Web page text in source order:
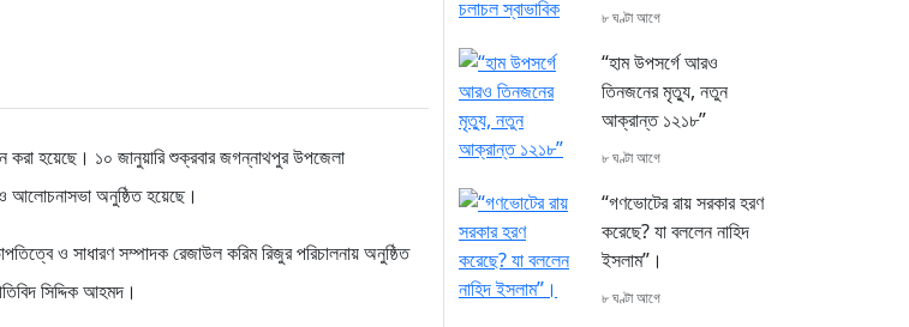
করা হয়েছে। ১০ জানুয়ারি শুক্রবার জগন্নাথপুর উপজেলা
আলোচনাসভা অনুষ্ঠিত হয়েছে।
ও সাধারণ সম্পাদক রেজাউল করিম রিজুর পরিচালনায় অনুষ্ঠিত
সিদ্দিক আহমদ।
৮ ঘণ্টা আগে
“হাম উপসর্গে আরও
তিনজনের মৃত্যু, নতুন
আক্রান্ত ১২১৮”
৮ ঘণ্টা আগে
“গণভোটের রায় সরকার হরণ
করেছে? যা বললেন নাহিদ
ইসলাম”।
৮ ঘণ্টা আগে